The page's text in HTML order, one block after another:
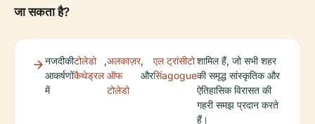
जा सकता है?
नजदीकी
आकर्षणों
में
टोलेडो
कैथेड्रल
,अलकाज़र
ऑफ
टोलेडो
,
और
एल ट्रांसीटो
सिंagogue
शामिल हैं, जो सभी शहर
की समृद्ध सांस्कृतिक और
ऐतिहासिक विरासत की
गहरी समझ प्रदान करते
हैं।